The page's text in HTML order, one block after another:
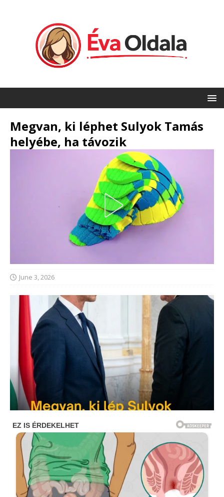
Megvan, ki léphet Sulyok Tamás
helyébe, ha távozik
June 3, 2026